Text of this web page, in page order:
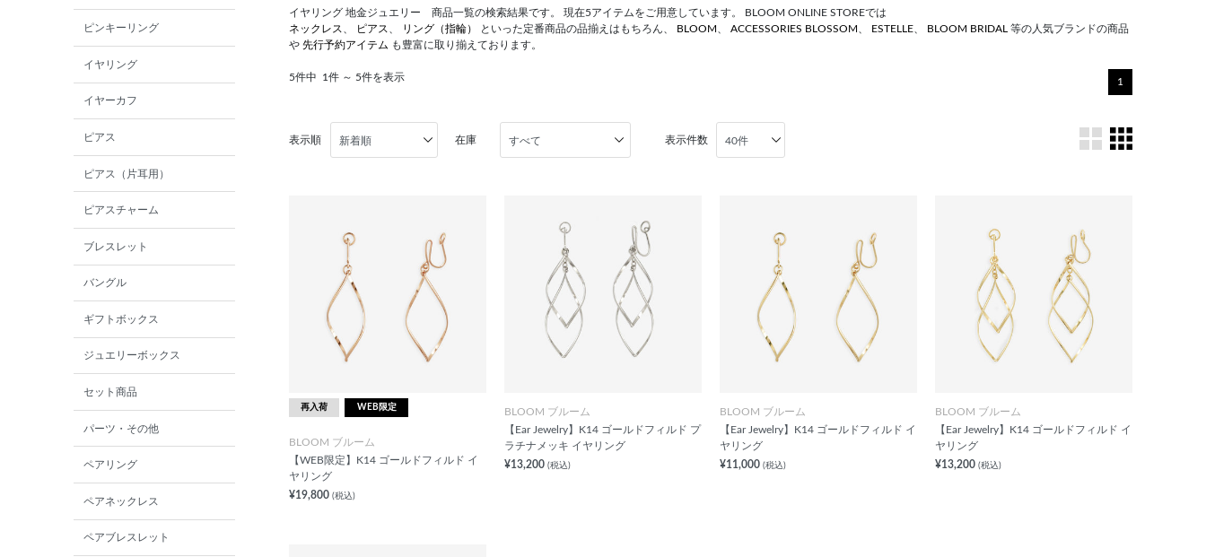
ピンキーリング
イヤリング
イヤーカフ
ピアス
ピアス（片耳用）
ピアスチャーム
ブレスレット
バングル
ギフトボックス
ジュエリーボックス
セット商品
パーツ・その他
ペアリング
ペアネックレス
ペアブレスレット
イヤリング 地金ジュエリー 商品一覧の検索結果です。 現在5アイテムをご用意しています。 BLOOM ONLINE STOREでは
ネックレス
ピアス リング（指輪） といった定番商品の品揃えはもちろん、 BLOOM ACCESSORIES BLOSSOM ESTELLE BLOOM BRIDAL 等の人気ブランドの商品
や 先行予約アイテム も豊富に取り揃えております。
5件中 1件 ～ 5件を表示 1
表示順 在庫 表示件数
再入荷 WEB限定
BLOOM ブルーム
【WEB限定】K14 ゴールドフィルド イ
ヤリング
¥19,800 (税込)
BLOOM ブルーム
【Ear Jewelry】K14 ゴールドフィルド プ
ラチナメッキ イヤリング
¥13,200 (税込)
BLOOM ブルーム
【Ear Jewelry】K14 ゴールドフィルド イ
ヤリング
¥11,000 (税込)
BLOOM ブルーム
【Ear Jewelry】K14 ゴールドフィルド イ
ヤリング
¥13,200 (税込)